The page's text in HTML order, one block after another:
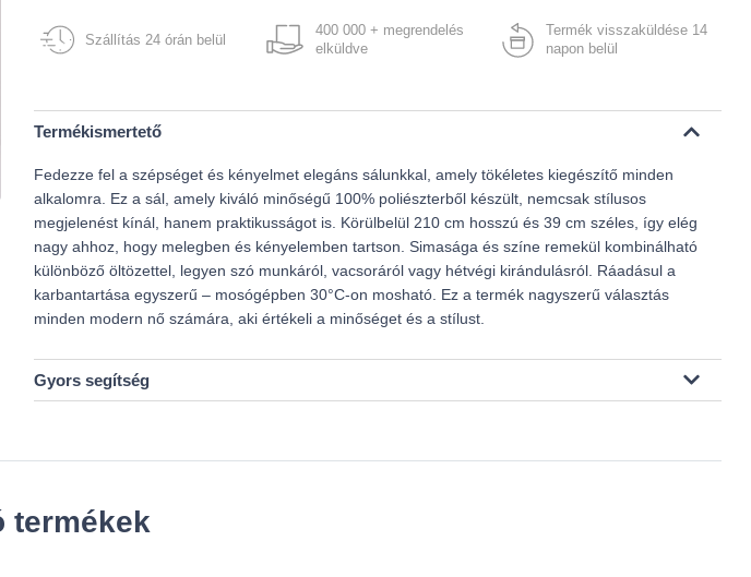
Szállítás 24 órán belül
400 000 + megrendelés
elküldve
Termék visszaküldése 14
napon belül
Termékismertető
Fedezze fel a szépséget és kényelmet elegáns sálunkkal, amely tökéletes kiegészítő minden
alkalomra. Ez a sál, amely kiváló minőségű 100% poliészterből készült, nemcsak stílusos
megjelenést kínál, hanem praktikusságot is. Körülbelül 210 cm hosszú és 39 cm széles, így elég
nagy ahhoz, hogy melegben és kényelemben tartson. Simasága és színe remekül kombinálható
különböző öltözettel, legyen szó munkáról, vacsoráról vagy hétvégi kirándulásról. Ráadásul a
karbantartása egyszerű – mosógépben 30°C-on mosható. Ez a termék nagyszerű választás
minden modern nő számára, aki értékeli a minőséget és a stílust.
Gyors segítség
termékek